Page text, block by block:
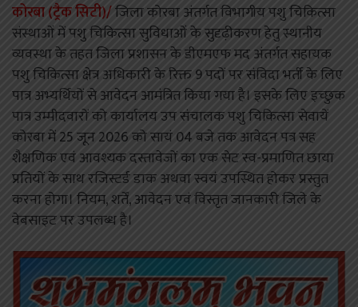
कोरबा (ट्रैक सिटी)/जिला कोरबा अंतर्गत विभागीय पशु चिकित्सा
संस्थाओं में पशु चिकित्सा सुविधाओं के सुदृढ़ीकरण हेतु स्थानीय
व्यवस्था के तहत जिला प्रशासन के डीएमएफ मद अंतर्गत सहायक
पशु चिकित्सा क्षेत्र अधिकारी के रिक्त 9 पदों पर संविदा भर्ती के लिए
पात्र अभ्यर्थियों से आवेदन आमंत्रित किया गया है। इसके लिए इच्छुक
पात्र उम्मीदवारों को कार्यालय उप संचालक पशु चिकित्सा सेवायें
कोरबा में 25 जून 2026 को सायं 04 बजे तक आवेदन पत्र सह
शैक्षणिक एवं आवश्यक दस्तावेजों का एक सेट स्व-प्रमाणित छाया
प्रतियों के साथ रजिस्टर्ड डाक अथवा स्वयं उपस्थित होकर प्रस्तुत
करना होगा। नियम, शर्तें, आवेदन एवं विस्तृत जानकारी जिले के
वेबसाइट पर उपलब्ध है।